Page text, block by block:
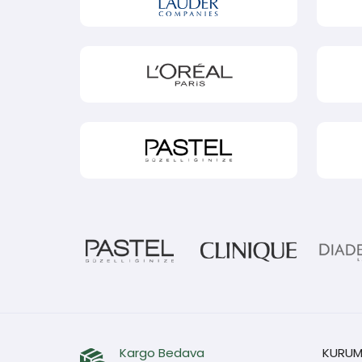
Kargo Bedava